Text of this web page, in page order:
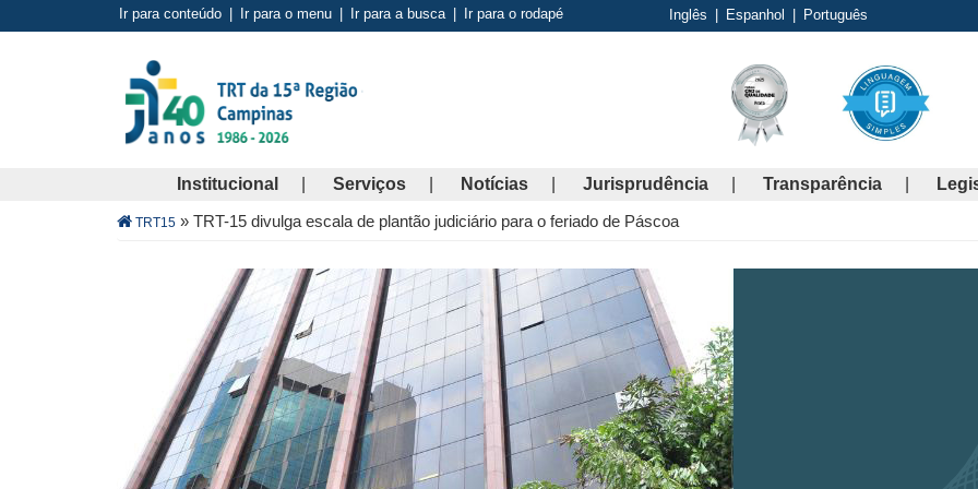
Ir para conteúdo Ir para o menu Ir para a busca Ir para o rodapé Inglês Espanhol Português
Institucional Serviços Notícias Jurisprudência Transparência
Trilha
TRT15 » TRT-15 divulga escala de plantão judiciário para o feriado de Páscoa